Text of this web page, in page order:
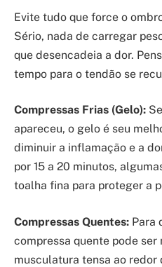
Evite tudo que force o
Sério, nada de carregar
que desencadeia a dor.
tempo para o tendão se
Compressas Frias (Gelo):
apareceu, o gelo é seu
diminuir a inflamação e a
por 15 a 20 minutos,
toalha fina para proteger a
Compressas Quentes: Para
compressa quente pode
musculatura tensa ao